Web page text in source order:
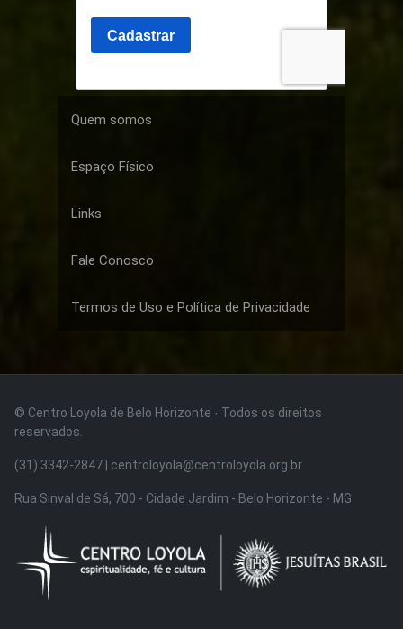
Quem somos
Espaço Físico
Links
Fale Conosco
Termos de Uso e Política de Privacidade
© Centro Loyola de Belo Horizonte · Todos os direitos
reservados.
(31) 3342-2847 | centroloyola@centroloyola.org.br
Rua Sinval de Sá, 700 - Cidade Jardim - Belo Horizonte - MG